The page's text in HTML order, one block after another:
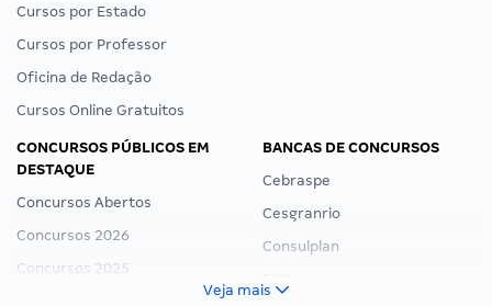
Cursos por Estado
Cursos por Professor
Oficina de Redação
Cursos Online Gratuitos
CONCURSOS PÚBLICOS EM
DESTAQUE
Concursos Abertos
Concursos 2026
Concursos 2025
BANCAS DE CONCURSOS
Cebraspe
Cesgranrio
Consulplan
Veja mais